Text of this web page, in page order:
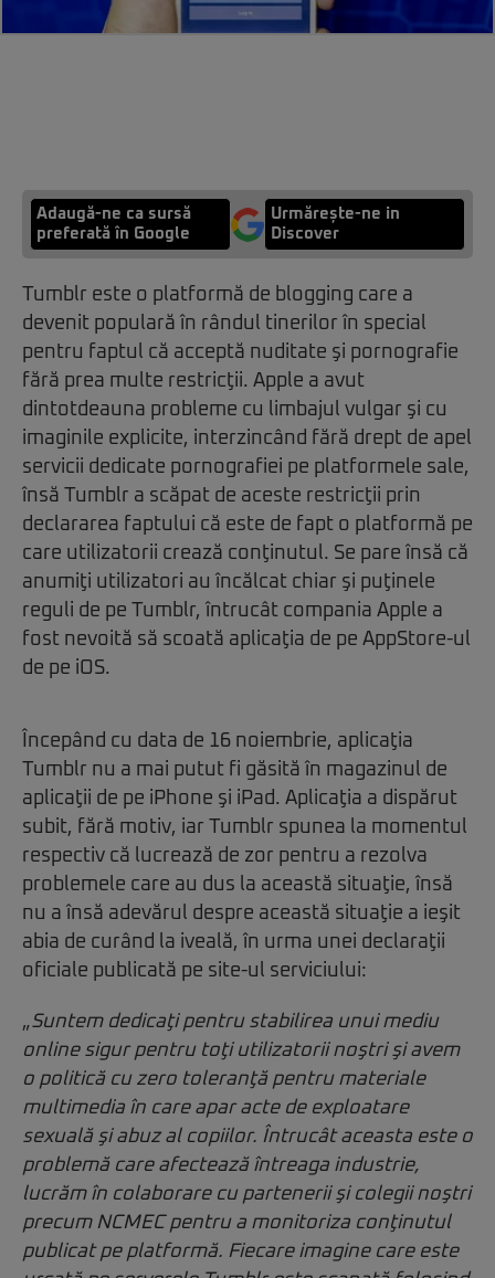
Adaugă-ne ca sursă
preferată în Google
Urmărește-ne in
Discover
Tumblr este o platformă de blogging care a
devenit populară în rândul tinerilor în special
pentru faptul că acceptă nuditate şi pornografie
fără prea multe restricţii. Apple a avut
dintotdeauna probleme cu limbajul vulgar şi cu
imaginile explicite, interzincând fără drept de apel
servicii dedicate pornografiei pe platformele sale,
însă Tumblr a scăpat de aceste restricţii prin
declararea faptului că este de fapt o platformă pe
care utilizatorii crează conţinutul. Se pare însă că
anumiţi utilizatori au încălcat chiar şi puţinele
reguli de pe Tumblr, întrucât compania Apple a
fost nevoită să scoată aplicaţia de pe AppStore-ul
de pe iOS.
Începând cu data de 16 noiembrie, aplicaţia
Tumblr nu a mai putut fi găsită în magazinul de
aplicaţii de pe iPhone şi iPad. Aplicaţia a dispărut
subit, fără motiv, iar Tumblr spunea la momentul
respectiv că lucrează de zor pentru a rezolva
problemele care au dus la această situaţie, însă
nu a însă adevărul despre această situaţie a ieşit
abia de curând la iveală, în urma unei declaraţii
oficiale publicată pe site-ul serviciului:
„Suntem dedicaţi pentru stabilirea unui mediu
online sigur pentru toţi utilizatorii noştri şi avem
o politică cu zero toleranţă pentru materiale
multimedia în care apar acte de exploatare
sexuală şi abuz al copiilor. Întrucât aceasta este o
problemă care afectează întreaga industrie,
lucrăm în colaborare cu partenerii şi colegii noştri
precum NCMEC pentru a monitoriza conţinutul
publicat pe platformă. Fiecare imagine care este